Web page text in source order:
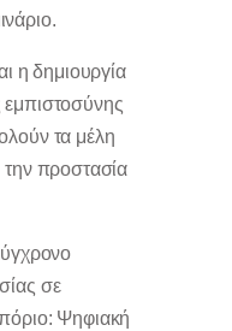
η δημιουργία
τα μέλη
προστασία
σε
Ψηφιακή